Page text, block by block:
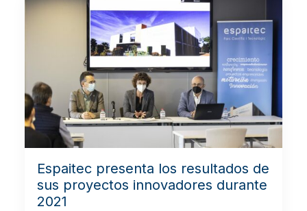
Espaitec presenta los resultados de
sus proyectos innovadores durante
2021